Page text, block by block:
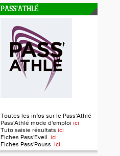
PASS'ATHLÉ
Toutes les infos sur le Pass'Athlé
Pass'Athlé mode d'emploi ici
Tuto saisie résultats ici
Fiches Pass'Eveil ici
Fiches Pass'Pouss ici